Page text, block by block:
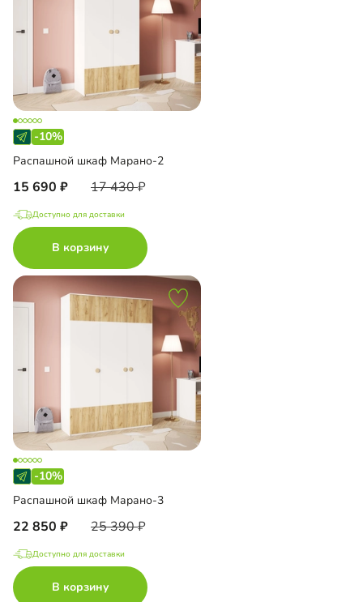
-10%
Распашной шкаф Марано-2
15 690 17 430
Доступно для доставки
В корзину
-10%
Распашной шкаф Марано-3
22 850 25 390
Доступно для доставки
В корзину